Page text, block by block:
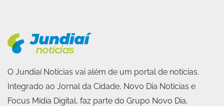
O Jundiaí Notícias vai além de um portal de notícias.
Integrado ao Jornal da Cidade, Novo Dia Notícias e
Focus Mídia Digital, faz parte do Grupo Novo Dia,